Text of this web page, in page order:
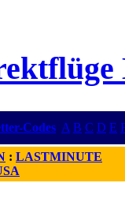
Codes A B C D E
: LASTMINUTE